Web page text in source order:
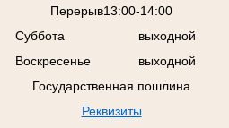
Перерыв13:00-14:00
Суббота
выходной
Воскресенье
выходной
Государственная пошлина
Реквизиты